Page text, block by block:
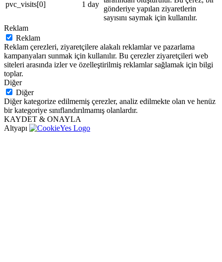
pvc_visits[0] 1 day
gönderiye yapılan ziyaretlerin
sayısını saymak için kullanılır.
Reklam
Reklam
Reklam çerezleri, ziyaretçilere alakalı reklamlar ve pazarlama
kampanyaları sunmak için kullanılır. Bu çerezler ziyaretçileri web
siteleri arasında izler ve özelleştirilmiş reklamlar sağlamak için bilgi
toplar.
Diğer
Diğer
Diğer kategorize edilmemiş çerezler, analiz edilmekte olan ve henüz
bir kategoriye sınıflandırılmamış olanlardır.
KAYDET & ONAYLA
Altyapı